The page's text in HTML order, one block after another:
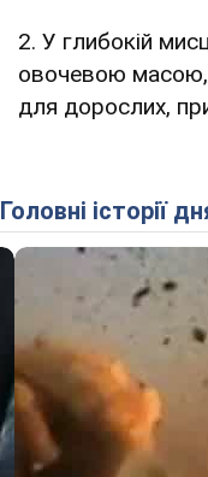
2. У глибокій
овочевою масою,
для дорослих,
Головні історії